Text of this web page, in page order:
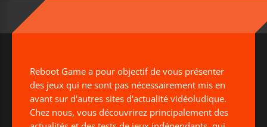
Reboot Game a pour objectif de vous présenter
des jeux qui ne sont pas nécessairement mis en
avant sur d'autres sites d'actualité vidéoludique.
Chez nous, vous découvrirez principalement des